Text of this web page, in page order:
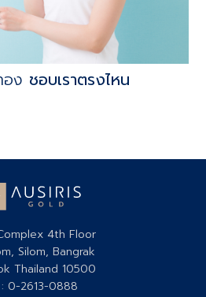
ง ชอบเราตรงไหน
4th Floor
Silom, Bangrak
Thailand 10500
0-2613-0888